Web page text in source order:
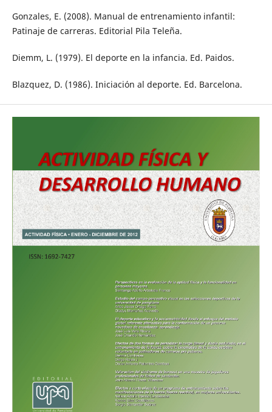
Gonzales, E. (2008). Manual de entrenamiento infantil:
Patinaje de carreras. Editorial Pila Teleña.
Diemm, L. (1979). El deporte en la infancia. Ed. Paidos.
Blazquez, D. (1986). Iniciación al deporte. Ed. Barcelona.